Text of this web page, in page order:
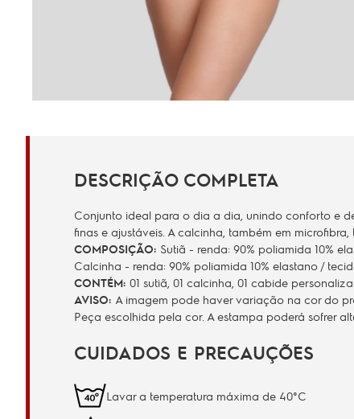
DESCRIÇÃO COMPLETA
Conjunto ideal para o dia a dia, unindo conforto e
finas e ajustáveis. A calcinha, também em
COMPOSIÇÃO: Sutiã - renda: 90% poliamida 10%
Calcinha - renda: 90% poliamida 10% elastano /
CONTÉM: 01 sutiã, 01 calcinha, 01 cabide
AVISO: A imagem pode haver variação na cor do
Peça escolhida pela cor. A estampa poderá sofrer
CUIDADOS E PRECAUÇÕES
Lavar a temperatura máxima de 40°C